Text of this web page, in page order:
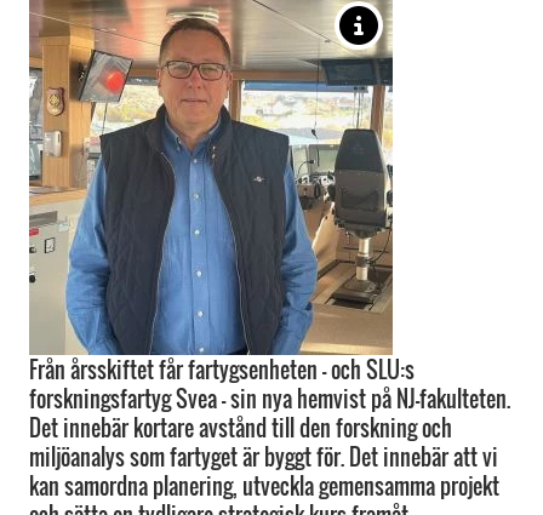
Från årsskiftet får fartygsenheten - och SLU:s
forskningsfartyg Svea - sin nya hemvist på NJ-fakulteten.
Det innebär kortare avstånd till den forskning och
miljöanalys som fartyget är byggt för. Det innebär att vi
kan samordna planering, utveckla gemensamma projekt